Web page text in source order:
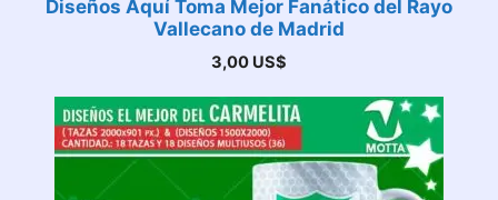
Diseños Aquí Toma Mejor Fanático del Rayo
Vallecano de Madrid
3,00 US$